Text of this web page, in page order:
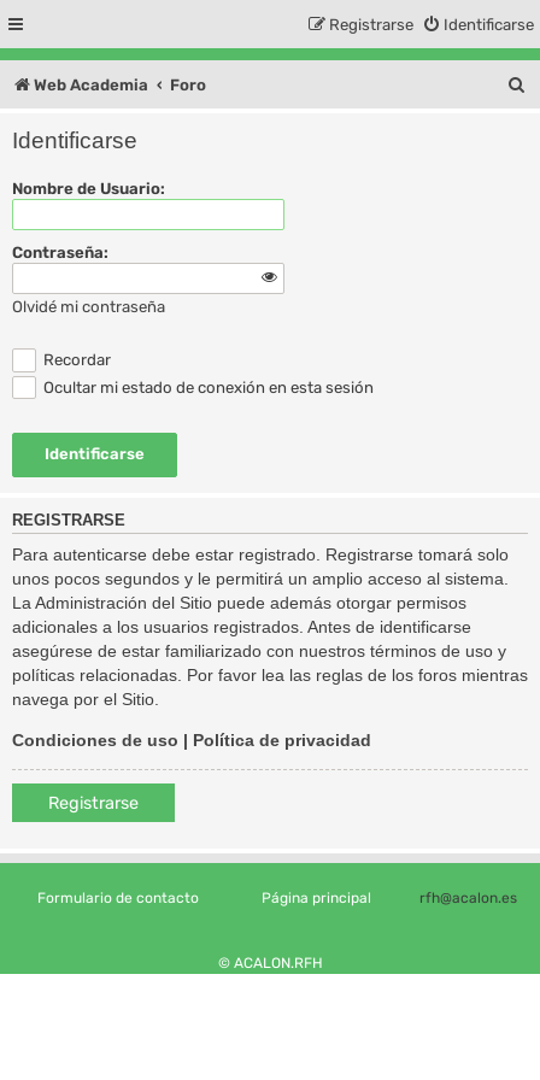
Identificarse
Registrarse
Web Academia Foro
Identificarse
Nombre de Usuario:
Contraseña:
Olvidé mi contraseña
Recordar
Ocultar mi estado de conexión en esta sesión
REGISTRARSE
Para autenticarse debe estar registrado. Registrarse tomará solo
unos pocos segundos y le permitirá un amplio acceso al sistema.
La Administración del Sitio puede además otorgar permisos
adicionales a los usuarios registrados. Antes de identificarse
asegúrese de estar familiarizado con nuestros términos de uso y
políticas relacionadas. Por favor lea las reglas de los foros mientras
navega por el Sitio.
Condiciones de uso | Política de privacidad
Registrarse
Formulario de contacto Página principal rfh@acalon.es
© ACALON.RFH